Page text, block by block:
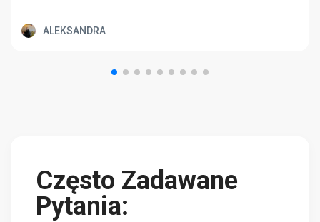
ALEKSANDRA
Często Zadawane
Pytania: